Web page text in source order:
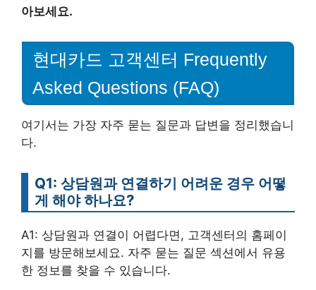
아보세요.
현대카드 고객센터 Frequently
Asked Questions (FAQ)
여기서는 가장 자주 묻는 질문과 답변을 정리했습니
다.
Q1: 상담원과 연결하기 어려운 경우 어떻
게 해야 하나요?
A1: 상담원과 연결이 어렵다면, 고객센터의 홈페이
지를 방문해보세요. 자주 묻는 질문 섹션에서 유용
한 정보를 찾을 수 있습니다.